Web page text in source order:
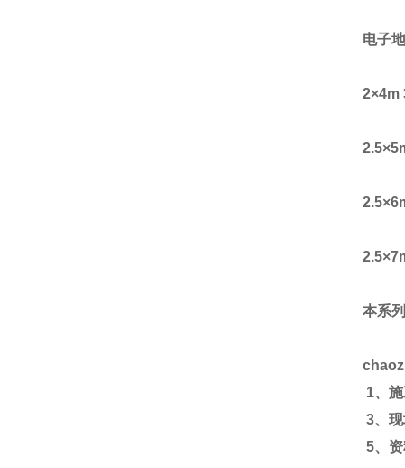
电子
2×4m
2.5×
2.5×
2.5×
本系
1、
3、
5、